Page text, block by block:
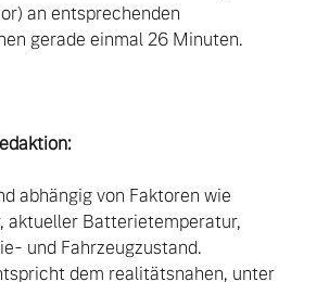
an entsprechenden
gerade einmal 26 Minuten.
abhängig von Faktoren wie
aktueller Batterietemperatur,
und Fahrzeugzustand.
dem realitätsnahen, unter